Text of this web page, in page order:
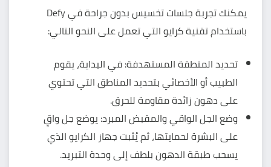
يمكنك تجربة جلسات تخسيس بدون جراحة في Defy
باستخدام تقنية كرايو التي تعمل على النحو التالي:
تحديد المنطقة المستهدفة: في البداية، يقوم
الطبيب أو الأخصائي بتحديد المناطق التي تحتوي
على دهون زائدة مقاومة للحرق.
وضع الجل الواقي والمقبض المبرد: يوضع جل واقٍ
على البشرة لحمايتها، ثم يُثبت جهاز الكرايو الذي
يسحب طبقة الدهون بلطف إلى وحدة التبريد.